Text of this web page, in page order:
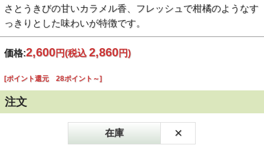
さとうきびの甘いカラメル香、フレッシュで柑橘のようなす
っきりとした味わいが特徴です。
価格:2,600円(税込 2,860円)
[ポイント還元 28ポイント～]
注文
在庫 ×